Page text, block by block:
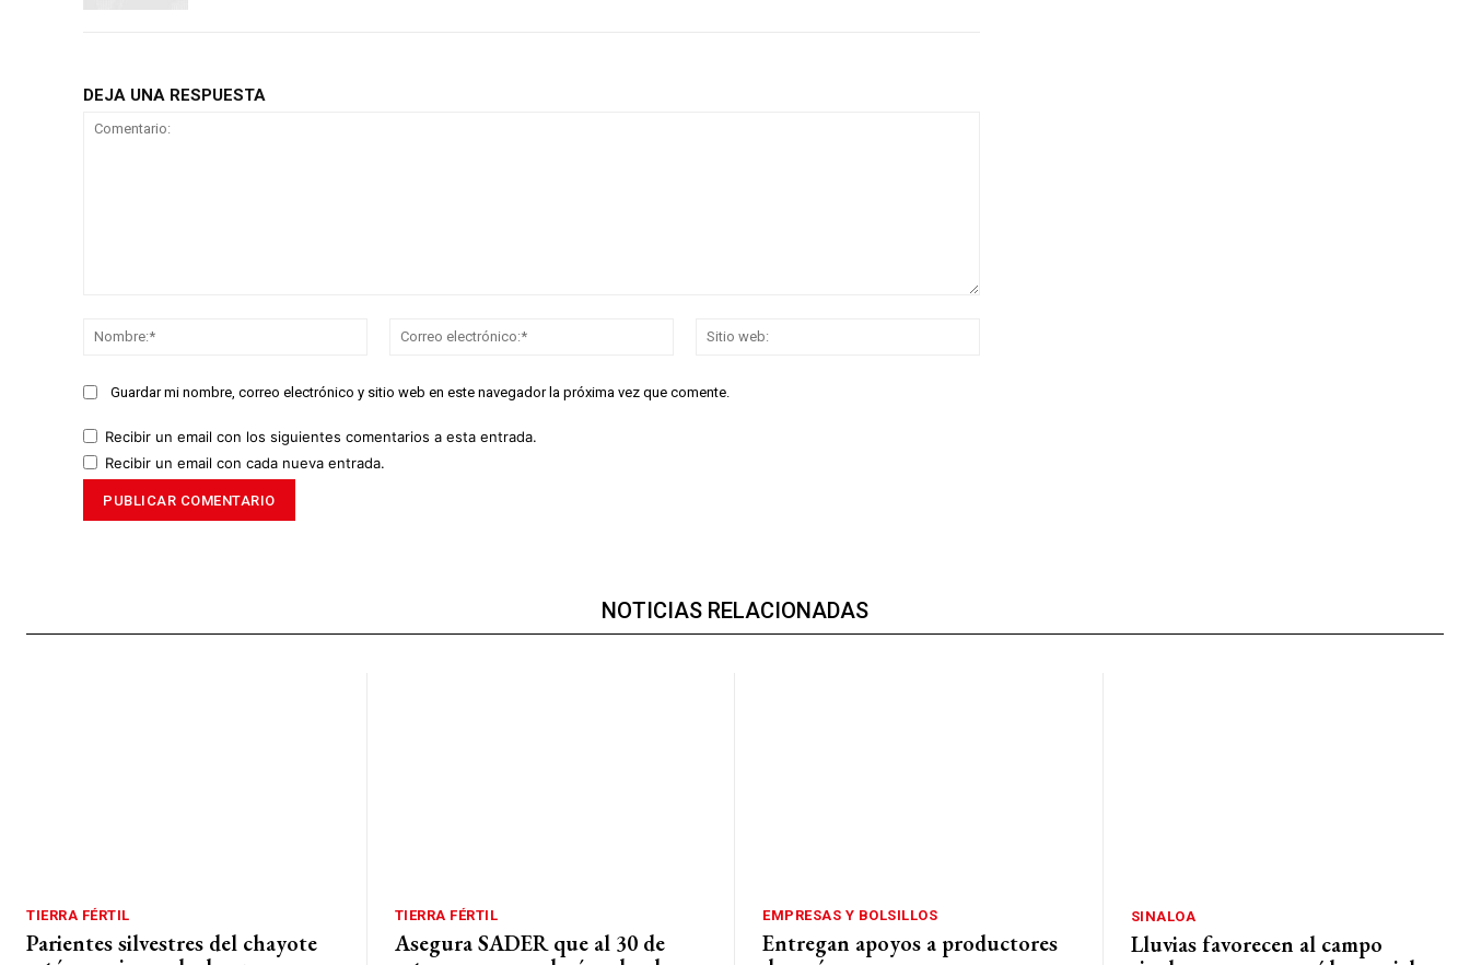
DEJA UNA RESPUESTA
Nombre:*
Correo
Guardar mi nombre, correo electrónico y sitio web en este navegador la próxima vez que comente.
Recibir un email con los siguientes comentarios a esta entrada.
Recibir un email con cada nueva entrada.
NOTICIAS RELACIONADAS
TIERRA FÉRTIL
Parientes silvestres del chayote
TIERRA FÉRTIL
Asegura SADER que al 30 de
EMPRESAS Y BOLSILLOS
Entregan apoyos a productores
SINALOA
Lluvias favorecen al campo